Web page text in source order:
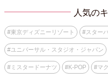
人気の
#東京ディズニーリゾート #スター
#ユニバーサル・スタジオ・ジャパン
#ミスタードーナツ #K-POP #マ